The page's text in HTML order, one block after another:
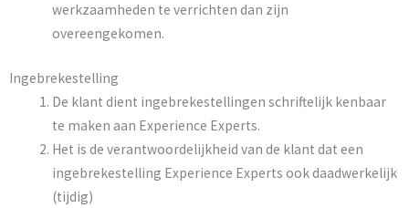
werkzaamheden te verrichten dan zijn
overeengekomen.
Ingebrekestelling
De klant dient ingebrekestellingen schriftelijk kenbaar
te maken aan Experience Experts.
Het is de verantwoordelijkheid van de klant dat een
ingebrekestelling Experience Experts ook daadwerkelijk
(tijdig)